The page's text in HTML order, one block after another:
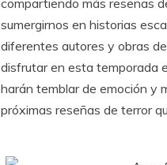
compartiendo más reseñas
sumergirnos en historias
diferentes autores y obras
disfrutar en esta temporada
harán temblar de emoción y
próximas reseñas de terror